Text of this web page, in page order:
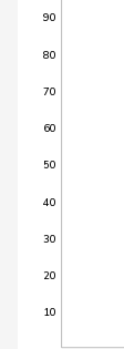
10
20
30
40
50
60
70
80
90